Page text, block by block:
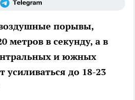
порывы,
метров в секунду, а в
и южных
усиливаться до 18-23